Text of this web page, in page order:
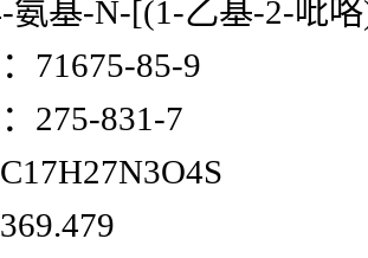
氨基-N-[(1-乙基-2-吡
71675-85-9
275-831-7